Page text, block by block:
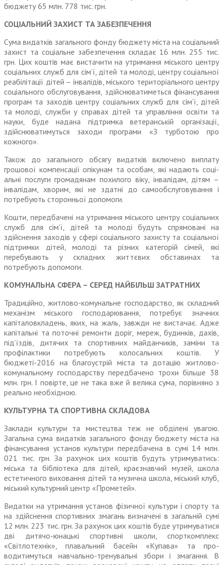
бюджету 65 млн. 778 тис. грн.
СОЦІАЛЬНИЙ ЗАХИСТ ТА ЗАБЕЗПЕЧЕННЯ
Сума видатків загального фонду бюджету міста на соціальний
захист та соціальне забезпечення складає 16 млн. 255 тис.
грн. Цих коштів має вистачити на утримання міського центру
соціальних служб для сім’ї, дітей та молоді, центру соціальної
реабілітації дітей – інвалідів, міського територіального центру
соціального обслуговування, здійсню­ватиметься фінансування
програм та заходів центру соціальних служб для сім’ї, дітей
та молоді, служби у справах дітей та управління освіти та
науки, буде надана підтримка ветеранській організації,
здійснюватимуться заходи програми «З турботою про
кожного».
Також до загального обсягу видатків включено виплату
грошової компенсації опікунам та особам, які надають соці­
альні послуги громадянам похилого віку, інвалідам, дітям –
інвалідам, хворим, які не здатні до самообслу­говування і
потребують сторонньої допомоги.
Кошти, передбачені на утримання міського центру соціальних
служб для сім’ї, дітей та молоді будуть спрямовані на
здійснення заходів у сфері соціаль­ного захисту та соціальної
підтримки дітей, молоді та різних категорій сімей, які
перебувають у складних життєвих обставинах та
потребують допомоги.
КОМУНАЛЬНА СФЕРА – СЕРЕД НАЙБІЛЬШ ЗАТРАТНИХ
Традиційно, житлово-комунальне господарство, як складний
механізм міського господарювання, потребує зна­чних
капіталовкладень, яких, на жаль, завжди не вистачає. Адже
капітальні та поточні ремонти доріг, мереж, будинків, дахів,
під’їздів, дитячих та спортивних майданчиків, заміни та
профілактики потребують колосальних коштів. У
бюджеті-2016 на благоустрій міста та дотацію житлово-
комунальному гос­подарству передбачено трохи більше 38
млн. грн. І повірте, це не така вже й велика сума, порівняно з
реально необхідною.
КУЛЬТУРНА ТА СПОРТИВНА СКЛАДОВА
Заклади культури та мистецтва теж не обділені увагою.
Загальна сума видатків загального фонду бюджету міста на
фінансування установ культури передбачена в сумі 14 млн.
021 тис. грн. За рахунок цих коштів будуть утриму­ватись:
міська та бібліотека для дітей, краєзнавчий музей, школа
естетичного виховання дітей та музична школа, міський клуб,
міський культурний центр «Прометей».
Видатки на утримання установ фізичної культури і спорту та
на здій­снення спортивних змагань визначені в загальній сумі
12 млн. 223 тис. грн. За рахунок цих коштів буде утриму­ватися
дві дитячо-юнацькі спортивні школи, спорткомплекс
«Світлотехнік», плавальний басейн «Купава» та про­
водитимуться навчально-тренувальні збори і змагання. В